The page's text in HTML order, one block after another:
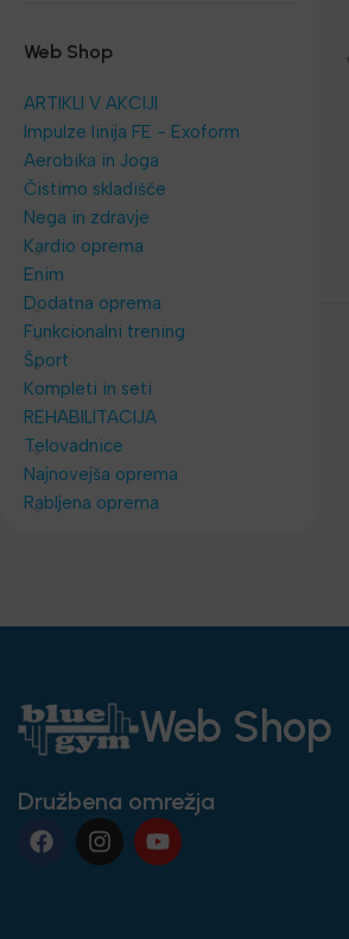
Web Shop
ARTIKLI V AKCIJI
Impulze linija FE - Exoform
Aerobika in Joga
Čistimo skladišče
Nega in zdravje
Kardio oprema
Enim
Dodatna oprema
Funkcionalni trening
Šport
Kompleti in seti
REHABILITACIJA
Telovadnice
Najnovejša oprema
Rabljena oprema
Web Shop
Družbena omrežja